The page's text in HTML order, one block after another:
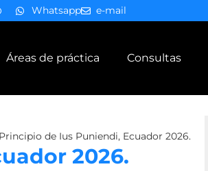
Whatsapp e-mail
Áreas de práctica Consultas
Principio de Ius Puniendi, Ecuador 2026.
2026.